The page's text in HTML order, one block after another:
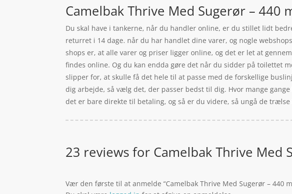
Camelbak Thrive Med Sugerør –
Du skal have i tankerne, når du handler online, er du stillet lidt
returret i 14 dage. når du har handlet dine varer, og nogle
shops er, at alle varer og priser ligger online, og det er let at
findes online. Og du kan endda gøre det når du sidder på toilettet
slipper for, at skulle få det hele til at passe med de forskellige
dig arbejde, så vælg det, der passer bedst til dig. Hvor mange
det er bare direkte til betaling, og så er du videre, så ungå de
23 reviews for Camelbak Thrive Med
Vær den første til at anmelde “Camelbak Thrive Med Sugerør – 440